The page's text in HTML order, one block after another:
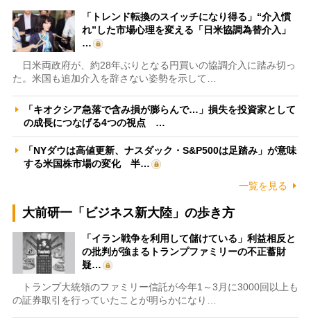
「トレンド転換のスイッチになり得る」“介入慣
れ”した市場心理を変える「日米協調為替介入」
…
日米両政府が、約28年ぶりとなる円買いの協調介入に踏み切っ
た。米国も追加介入を辞さない姿勢を示して…
「キオクシア急落で含み損が膨らんで…」損失を投資家として
の成長につなげる4つの視点 …
「NYダウは高値更新、ナスダック・S&P500は足踏み」が意味
する米国株市場の変化 半…
一覧を見る
大前研一「ビジネス新大陸」の歩き方
「イラン戦争を利用して儲けている」利益相反と
の批判が強まるトランプファミリーの不正蓄財
疑…
トランプ大統領のファミリー信託が今年1～3月に3000回以上も
の証券取引を行っていたことが明らかになり…